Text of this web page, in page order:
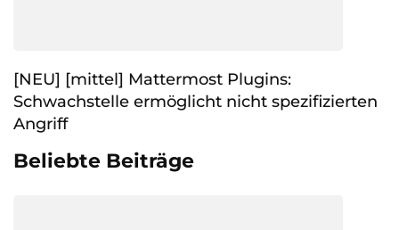
[NEU] [mittel] Mattermost Plugins:
Schwachstelle ermöglicht nicht spezifizierten
Angriff
Beliebte Beiträge